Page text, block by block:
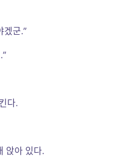
겠군.”
다.
앉아 있다.